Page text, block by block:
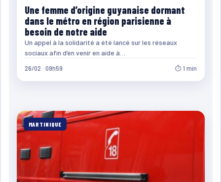
Une femme d’origine guyanaise dormant
dans le métro en région parisienne à
besoin de notre aide
Un appel à la solidarité a été lancé sur les réseaux
sociaux afin d’en venir en aide à…
26/02 · 09h59 ⏱ 1 min
MARTINIQUE